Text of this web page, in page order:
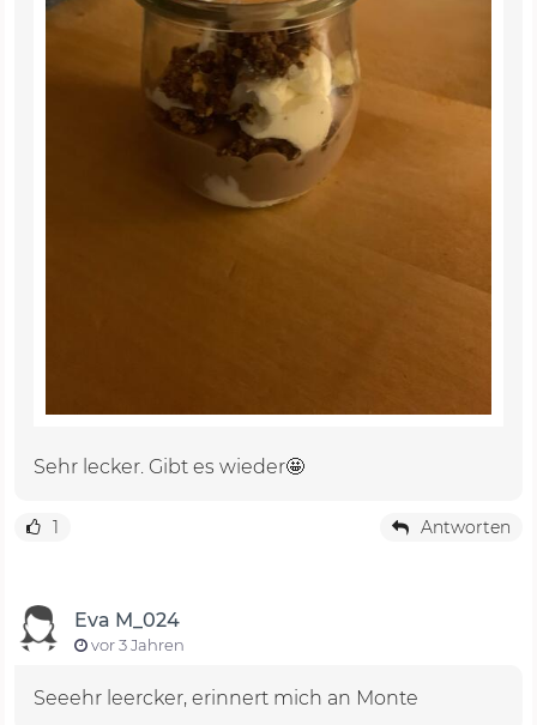
Sehr lecker. Gibt es wieder🤩
1 Antworten
Eva M_024
vor 3 Jahren
Seeehr leercker, erinnert mich an Monte